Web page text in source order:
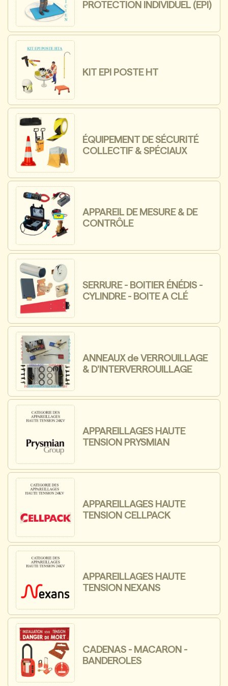
PROTECTION INDIVIDUEL (EPI)
KIT EPI POSTE HT
ÉQUIPEMENT DE SÉCURITÉ
COLLECTIF & SPÉCIAUX
APPAREIL DE MESURE & DE
CONTRÔLE
SERRURE - BOITIER ÉNÉDIS -
CYLINDRE - BOITE A CLÉ
ANNEAUX de VERROUILLAGE
& D'INTERVERROUILLAGE
APPAREILLAGES HAUTE
TENSION PRYSMIAN
APPAREILLAGES HAUTE
TENSION CELLPACK
APPAREILLAGES HAUTE
TENSION NEXANS
CADENAS - MACARON -
BANDEROLES